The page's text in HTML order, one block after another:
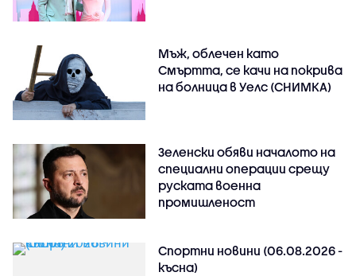
Мъж, облечен като
Смъртта, се качи на покрива
на болница в Уелс (СНИМКА)
Зеленски обяви началото на
специални операции срещу
руската военна
промишленост
Спортни новини (06.08.2026 -
късна)